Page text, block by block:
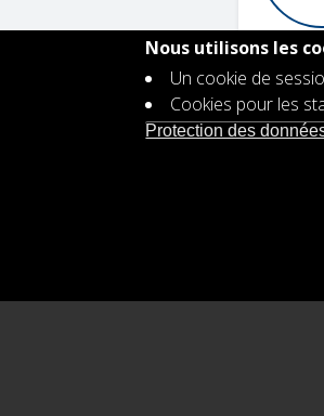
Contact
Nous utilisons les
Un cookie de
Cookies pour les
Protection des